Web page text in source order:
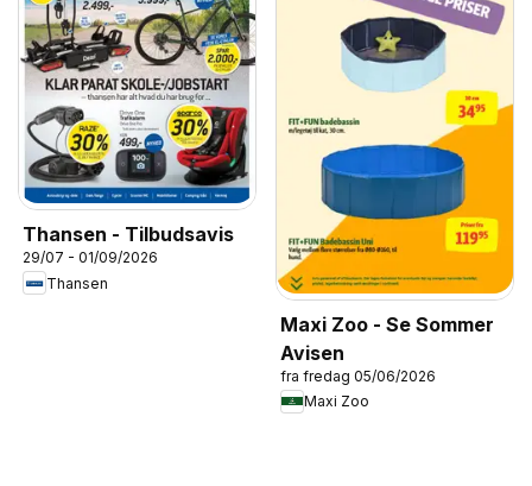
Thansen - Tilbudsavis
29/07 - 01/09/2026
Thansen
Maxi Zoo - Se Sommer
Avisen
fra fredag 05/06/2026
Maxi Zoo